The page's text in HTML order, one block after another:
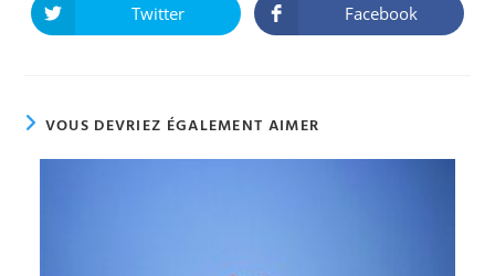
CONTENU
Ouvrir
dans
Twitter Ouvrir
dans
Facebook
VOUS DEVRIEZ ÉGALEMENT AIMER